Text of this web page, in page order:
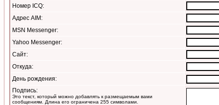
Номер ICQ:
Адрес AIM:
MSN Messenger:
Yahoo Messenger:
Сайт:
Откуда:
День рождения:
Подпись:
Это текст, который можно добавлять к размещаемым вами
сообщениям. Длина его ограничена 255 символами.